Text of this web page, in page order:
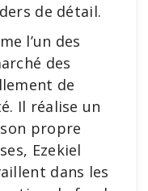
de détail.
l’un des
des
de
Il réalise un
propre
Ezekiel
dans les